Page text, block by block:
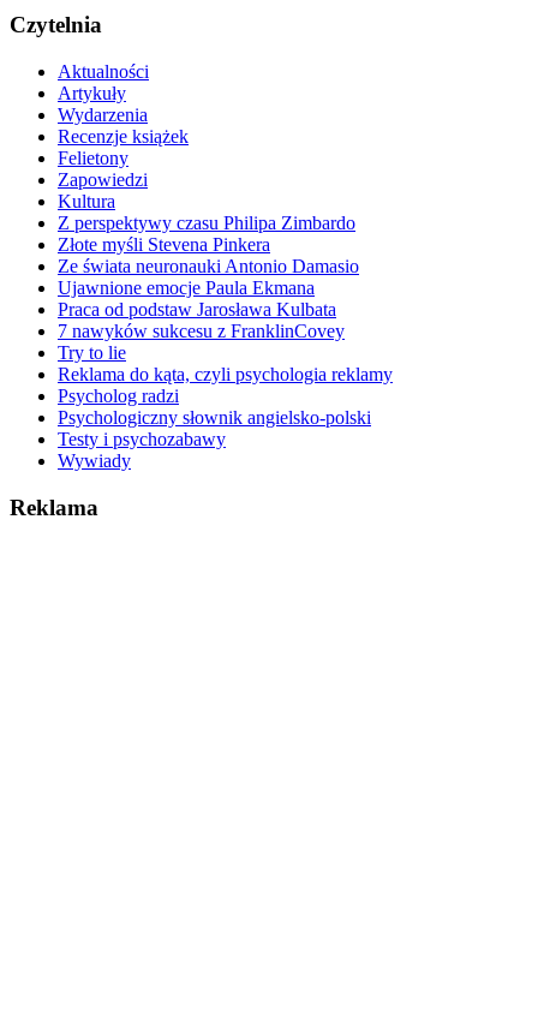
Czytelnia
Aktualności
Artykuły
Wydarzenia
Recenzje książek
Felietony
Zapowiedzi
Kultura
Z perspektywy czasu Philipa Zimbardo
Złote myśli Stevena Pinkera
Ze świata neuronauki Antonio Damasio
Ujawnione emocje Paula Ekmana
Praca od podstaw Jarosława Kulbata
7 nawyków sukcesu z FranklinCovey
Try to lie
Reklama do kąta, czyli psychologia reklamy
Psycholog radzi
Psychologiczny słownik angielsko-polski
Testy i psychozabawy
Wywiady
Reklama